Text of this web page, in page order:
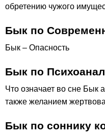
обретению чужого
Бык по
Бык – Опасность
Бык по
Что означает во сне Бык
также желанием
Бык по соннику